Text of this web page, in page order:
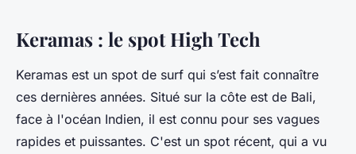
Keramas : le spot High Tech
Keramas est un spot de surf qui s’est fait connaître
ces dernières années. Situé sur la côte est de Bali,
face à l'océan Indien, il est connu pour ses vagues
rapides et puissantes. C'est un spot récent, qui a vu